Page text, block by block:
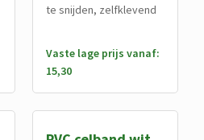
te snijden, zelfklevend
Vaste lage prijs vanaf:
15,30